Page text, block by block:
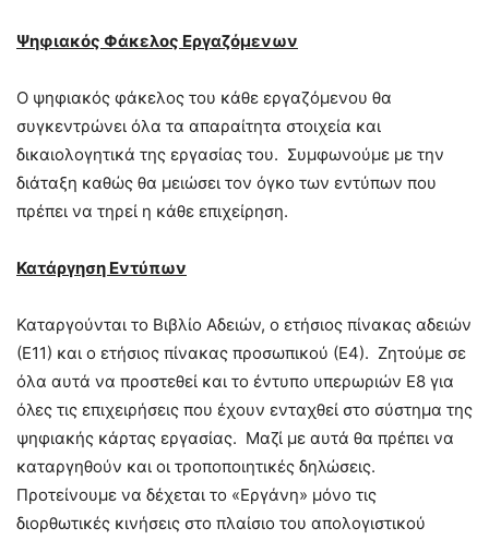
Ψηφιακός Φάκελος Εργαζόμενων
Ο ψηφιακός φάκελος του κάθε εργαζόμενου θα
συγκεντρώνει όλα τα απαραίτητα στοιχεία και
δικαιολογητικά της εργασίας του. Συμφωνούμε με την
διάταξη καθώς θα μειώσει τον όγκο των εντύπων που
πρέπει να τηρεί η κάθε επιχείρηση.
Κατάργηση Εντύπων
Καταργούνται το Βιβλίο Αδειών, ο ετήσιος πίνακας αδειών
(Ε11) και ο ετήσιος πίνακας προσωπικού (Ε4). Ζητούμε σε
όλα αυτά να προστεθεί και το έντυπο υπερωριών Ε8 για
όλες τις επιχειρήσεις που έχουν ενταχθεί στο σύστημα της
ψηφιακής κάρτας εργασίας. Μαζί με αυτά θα πρέπει να
καταργηθούν και οι τροποποιητικές δηλώσεις.
Προτείνουμε να δέχεται το «Εργάνη» μόνο τις
διορθωτικές κινήσεις στο πλαίσιο του απολογιστικού